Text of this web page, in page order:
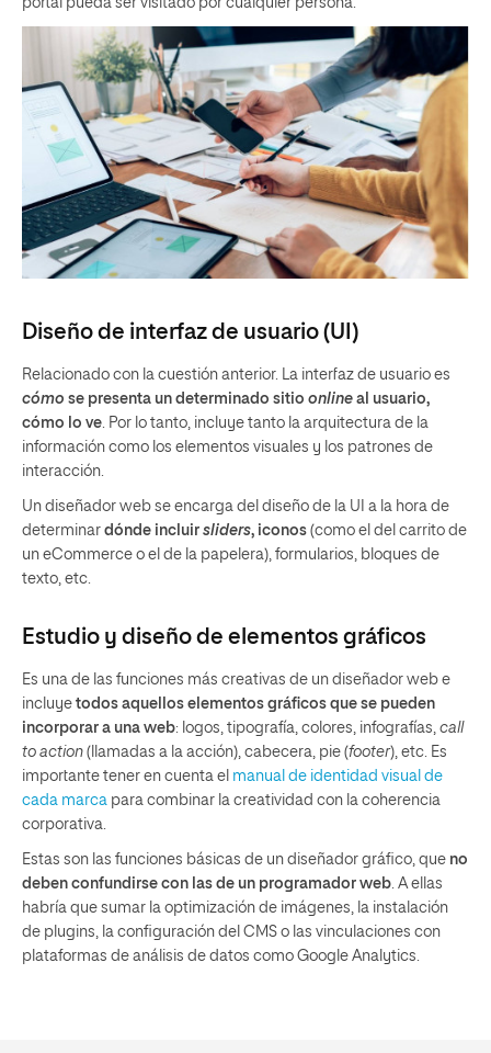
portal pueda ser visitado por cualquier persona.
Diseño de interfaz de usuario (UI)
Relacionado con la cuestión anterior. La interfaz de usuario es
cómo se presenta un determinado sitio online al usuario,
cómo lo ve . Por lo tanto, incluye tanto la arquitectura de la
información como los elementos visuales y los patrones de
interacción.
Un diseñador web se encarga del diseño de la UI a la hora de
determinar dónde incluir sliders, iconos (como el del carrito de
un eCommerce o el de la papelera), formularios, bloques de
texto, etc.
Estudio y diseño de elementos gráficos
Es una de las funciones más creativas de un diseñador web e
incluye todos aquellos elementos gráficos que se pueden
incorporar a una web: logos, tipografía, colores, infografías, call
to action (llamadas a la acción), cabecera, pie (footer), etc. Es
importante tener en cuenta el manual de identidad visual de
cada marca para combinar la creatividad con la coherencia
corporativa.
Estas son las funciones básicas de un diseñador gráfico, que no
deben confundirse con las de un programador web . A ellas
habría que sumar la optimización de imágenes, la instalación
de plugins, la configuración del CMS o las vinculaciones con
plataformas de análisis de datos como Google Analytics.